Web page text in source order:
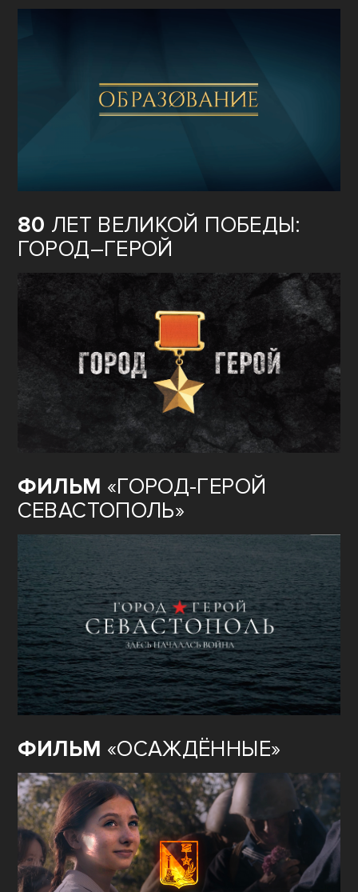
80 ЛЕТ ВЕЛИКОЙ ПОБЕДЫ:
ГОРОД–ГЕРОЙ
ФИЛЬМ «ГОРОД-ГЕРОЙ
СЕВАСТОПОЛЬ»
ФИЛЬМ «ОСАЖДЁННЫЕ»